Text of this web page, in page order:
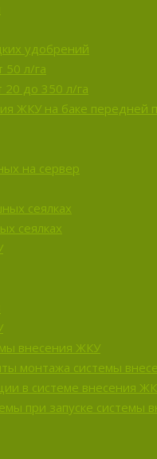
удобрений
50 л/га
до 350 л/га
ЖКУ на баке передней
на сервер
сеялках
сеялках
внесения ЖКУ
монтажа системы
в системе внесения
при запуске системы